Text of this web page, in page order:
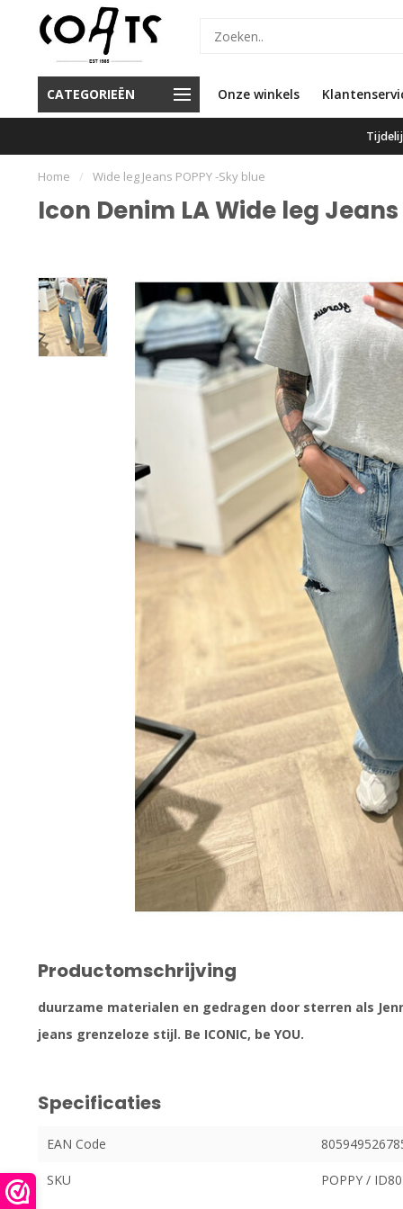
CATEGORIEËN Onze winkels
beste service en de beste
merken
Voor 16.00 besteld, vandaag
verzonden
Home / Wide leg Jeans POPPY -Sky blue
Icon Denim LA Wide leg
Productomschrijving
duurzame materialen en gedragen door sterren als
jeans grenzeloze stijl. Be ICONIC, be YOU.
Specificaties
EAN Code
SKU POPPY /